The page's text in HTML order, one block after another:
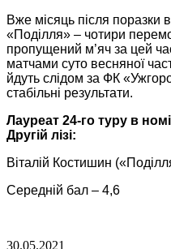
Вже місяць після поразки
«Поділля» – чотири
пропущений м’яч за цей
матчами суто весняної
йдуть слідом за ФК
стабільні результати.
Лауреат 24-го туру в
Другій лізі:
Віталій Костишин
Середній бал – 4,6
30.05.2021